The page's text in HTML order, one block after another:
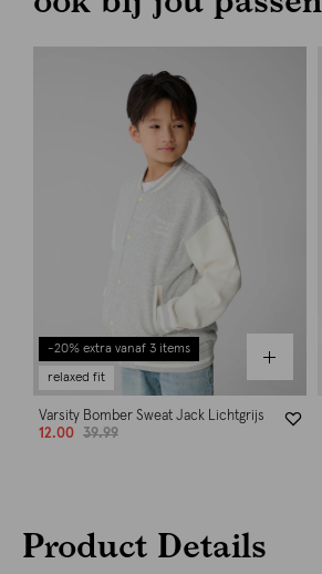
-20% extra vanaf 3 items
relaxed fit
Varsity Bomber Sweat Jack Lichtgrijs
12.00
39.99
Product Details